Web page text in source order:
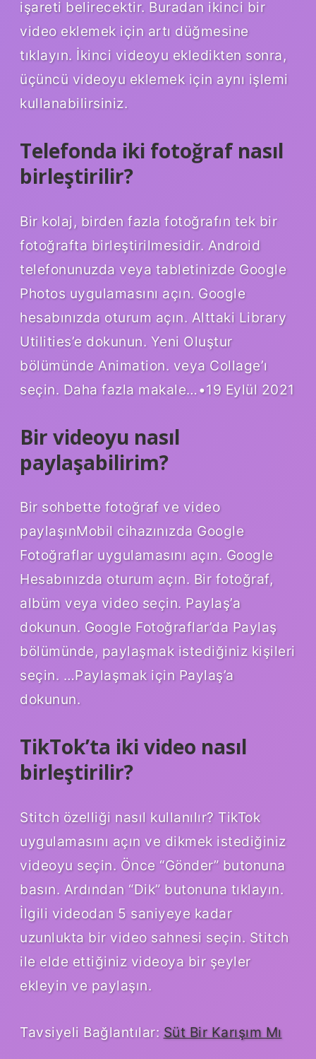
işareti belirecektir. Buradan ikinci bir
video eklemek için artı düğmesine
tıklayın. İkinci videoyu ekledikten sonra,
üçüncü videoyu eklemek için aynı işlemi
kullanabilirsiniz.
Telefonda iki fotoğraf nasıl
birleştirilir?
Bir kolaj, birden fazla fotoğrafın tek bir
fotoğrafta birleştirilmesidir. Android
telefonunuzda veya tabletinizde Google
Photos uygulamasını açın. Google
hesabınızda oturum açın. Alttaki Library
Utilities’e dokunun. Yeni Oluştur
bölümünde Animation. veya Collage’ı
seçin. Daha fazla makale…•19 Eylül 2021
Bir videoyu nasıl
paylaşabilirim?
Bir sohbette fotoğraf ve video
paylaşınMobil cihazınızda Google
Fotoğraflar uygulamasını açın. Google
Hesabınızda oturum açın. Bir fotoğraf,
albüm veya video seçin. Paylaş’a
dokunun. Google Fotoğraflar’da Paylaş
bölümünde, paylaşmak istediğiniz kişileri
seçin. …Paylaşmak için Paylaş’a
dokunun.
TikTok’ta iki video nasıl
birleştirilir?
Stitch özelliği nasıl kullanılır? TikTok
uygulamasını açın ve dikmek istediğiniz
videoyu seçin. Önce “Gönder” butonuna
basın. Ardından “Dik” butonuna tıklayın.
İlgili videodan 5 saniyeye kadar
uzunlukta bir video sahnesi seçin. Stitch
ile elde ettiğiniz videoya bir şeyler
ekleyin ve paylaşın.
Tavsiyeli Bağlantılar: Süt Bir Karışım Mı